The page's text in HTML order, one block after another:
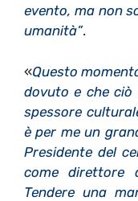
evento, ma non
umanità”.
«Questo
dovuto e che
spessore
è per me un
Presidente del
come direttore
Tendere una